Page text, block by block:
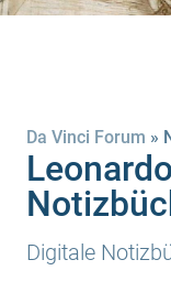
Da Vinci Forum »
Digitale